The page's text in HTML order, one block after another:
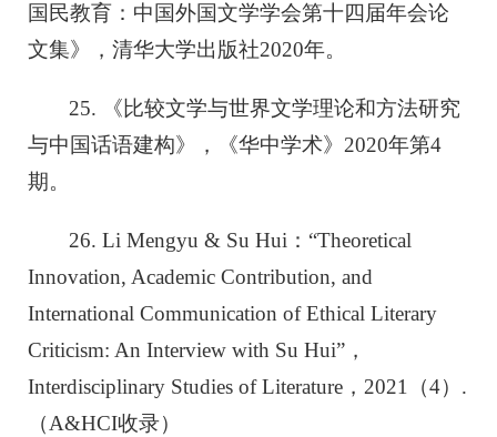
国民教育：中国外国文学学会第十四届年会论
文集》，清华大学出版社2020年。
25. 《比较文学与世界文学理论和方法研究
与中国话语建构》，《华中学术》2020年第4
期。
26. Li Mengyu & Su Hui：“Theoretical
Innovation, Academic Contribution, and
International Communication of Ethical Literary
Criticism: An Interview with Su Hui”，
Interdisciplinary Studies of Literature ，2021（4）.
（A&HCI收录）